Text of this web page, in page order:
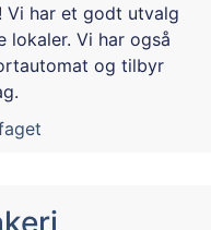
Vi har et godt utvalg
lokaler. Vi har også
og tilbyr